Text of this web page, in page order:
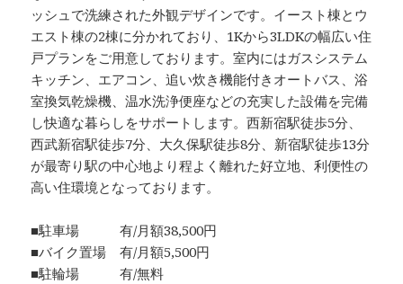
ッシュで洗練された外観デザインです。イースト棟とウ
エスト棟の2棟に分かれており、1Kから3LDKの幅広い住
戸プランをご用意しております。室内にはガスシステム
キッチン、エアコン、追い炊き機能付きオートバス、浴
室換気乾燥機、温水洗浄便座などの充実した設備を完備
し快適な暮らしをサポートします。西新宿駅徒歩5分、
西武新宿駅徒歩7分、大久保駅徒歩8分、新宿駅徒歩13分
が最寄り駅の中心地より程よく離れた好立地、利便性の
高い住環境となっております。
■駐車場 有/月額38,500円
■バイク置場 有/月額5,500円
■駐輪場 有/無料